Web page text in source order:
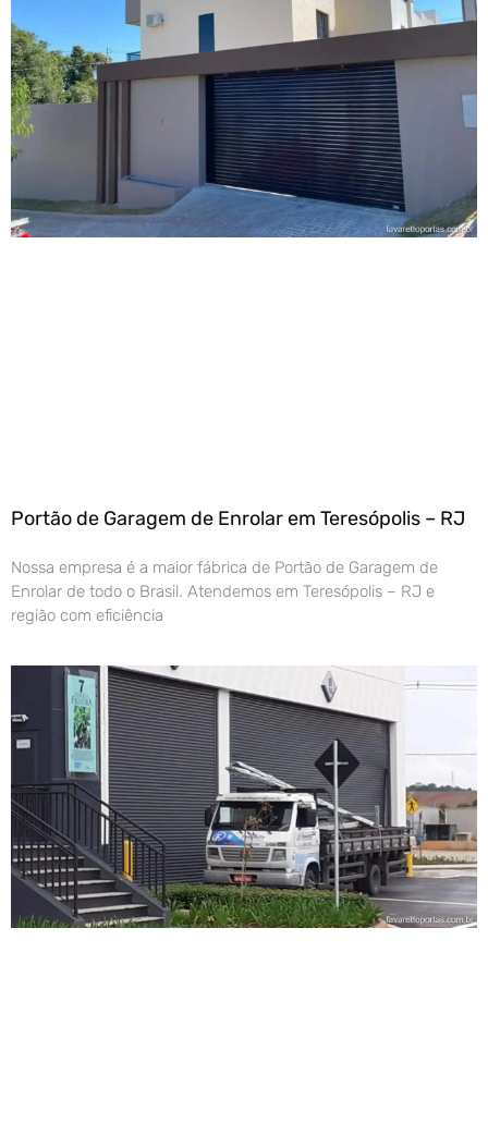
Portão de Garagem de Enrolar em Teresópolis – RJ
Nossa empresa é a maior fábrica de Portão de Garagem de
Enrolar de todo o Brasil. Atendemos em Teresópolis – RJ e
região com eficiência